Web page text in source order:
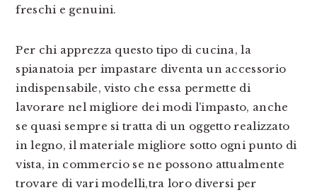
freschi e genuini.
Per chi apprezza questo tipo di cucina, la
spianatoia per impastare diventa un accessorio
indispensabile, visto che essa permette di
lavorare nel migliore dei modi l’impasto, anche
se quasi sempre si tratta di un oggetto realizzato
in legno, il materiale migliore sotto ogni punto di
vista, in commercio se ne possono attualmente
trovare di vari modelli,tra loro diversi per